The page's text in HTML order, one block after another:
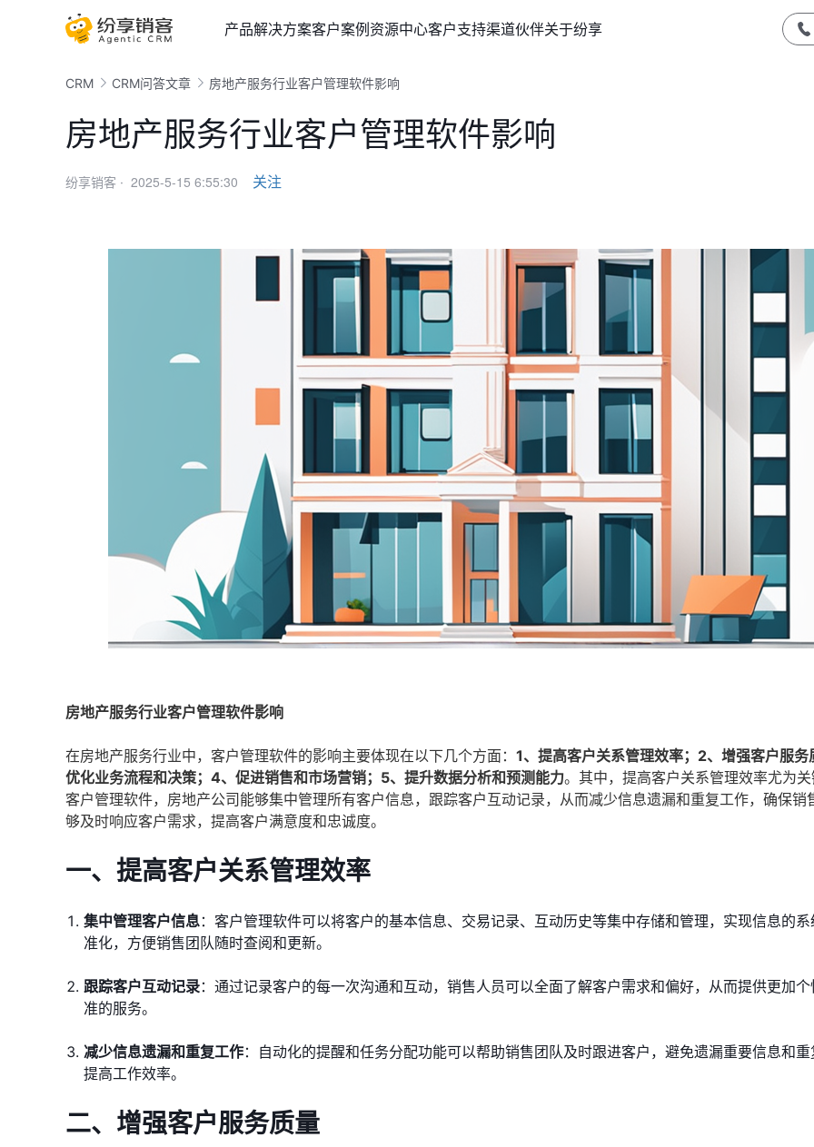
产品解决方案客户案例资源中心客户支持渠道伙伴关于纷享
CRM CRM问答文章 房地产服务行业客户管理软件影响
房地产服务行业客户管理软件影响
纷享销客 · 2025-5-15 6:55:30 关注
房地产服务行业客户管理软件影响
在房地产服务行业中，客户管理软件的影响主要体现在以下几个方面： 1、提高客户关系管理效率；2、增强客户服务
优化业务流程和决策；4、促进销售和市场营销；5、提升数据分析和预测能力。其中，提高客户关系管理效率尤为
客户管理软件，房地产公司能够集中管理所有客户信息，跟踪客户互动记录，从而减少信息遗漏和重复工作，确保销
够及时响应客户需求，提高客户满意度和忠诚度。
一、提高客户关系管理效率
集中管理客户信息：客户管理软件可以将客户的基本信息、交易记录、互动历史等集中存储和管理，实现信息的
准化，方便销售团队随时查阅和更新。
跟踪客户互动记录：通过记录客户的每一次沟通和互动，销售人员可以全面了解客户需求和偏好，从而提供更加
准的服务。
减少信息遗漏和重复工作：自动化的提醒和任务分配功能可以帮助销售团队及时跟进客户，避免遗漏重要信息和重
提高工作效率。
二、增强客户服务质量